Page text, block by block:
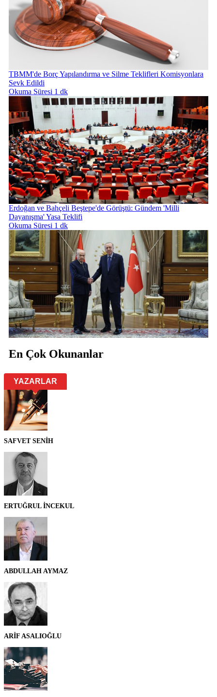
TBMM'de Borç Yapılandırma ve Silme Teklifleri Komisyonlara
Sevk Edildi
Okuma Süresi 1 dk
Erdoğan ve Bahçeli Beştepe'de Görüştü: Gündem 'Milli
Dayanışma' Yasa Teklifi
Okuma Süresi 1 dk
En Çok Okunanlar
YAZARLAR
SAFVET SENİH
ERTUĞRUL İNCEKUL
ABDULLAH AYMAZ
ARİF ASALIOĞLU